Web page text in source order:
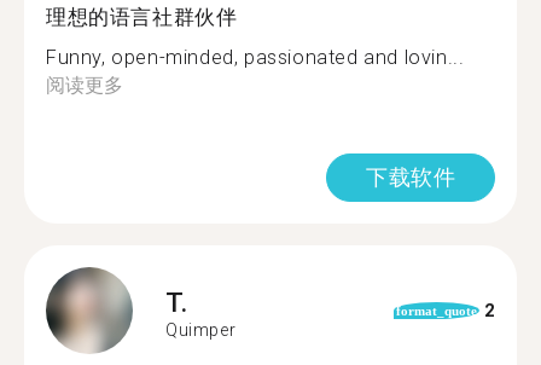
理想的语言社群伙伴
Funny, open-minded, passionated and lovin...
阅读更多
下载软件
T.
Quimper
format_quote 2